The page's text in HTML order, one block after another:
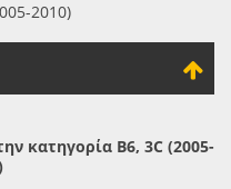
2010)
κατηγορία B6, 3C (2005-